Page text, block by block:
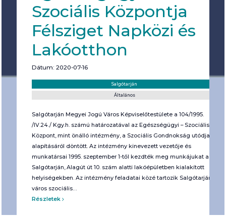
Szociális Központja
Félsziget Napközi és
Lakóotthon
Dátum: 2020-07-16
Salgótarján
Általános
Salgótarján Megyei Jogú Város Képviselőtestülete a 104/1995.
/IV.24./ Kgy.h. számú határozatával az Egészségügyi – Szociális
Központ, mint önálló intézmény, a Szociális Gondnokság utódja
alapításáról döntött. Az intézmény kinevezett vezetője és
munkatársai 1995. szeptember 1-től kezdték meg munkájukat a
Salgótarján, Alagút út 10. szám alatti lakóépületben kialakított
helyiségekben. Az intézmény feladatai közé tartozik Salgótarján
város szociális…
Részletek